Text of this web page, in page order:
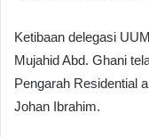
Ketibaan delegasi
Mujahid Abd. Ghani
Pengarah Residential
Johan Ibrahim.